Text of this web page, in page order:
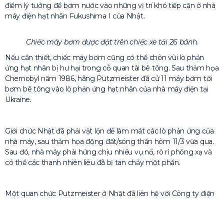
điểm lý tưởng để bơm nước vào những vị trí khó tiếp cận ở nhà
máy điện hạt nhân Fukushima I của Nhật.
Chiếc máy bơm được đặt trên chiếc xe tải 26 bánh.
Nếu cần thiết, chiếc máy bơm cũng có thể chôn vùi lò phản
ứng hạt nhân bị hư hại trong cỗ quan tài bê tông. Sau thảm họa
Chernobyl năm 1986, hãng Putzmeister đã cử 11 máy bơm tới
bơm bê tông vào lò phản ứng hạt nhân của nhà máy điện tại
Ukraine.
Giới chức Nhật đã phải vật lộn để làm mát các lò phản ứng của
nhà máy, sau thảm họa động đất/sóng thần hôm 11/3 vừa qua.
Sau đó, nhà máy phải hứng chịu nhiều vụ nổ, rò rỉ phóng xạ và
có thể các thanh nhiên liêu đã bị tan chảy một phần.
Một quan chức Putzmeister ở Nhật đã liên hệ với Công ty điện